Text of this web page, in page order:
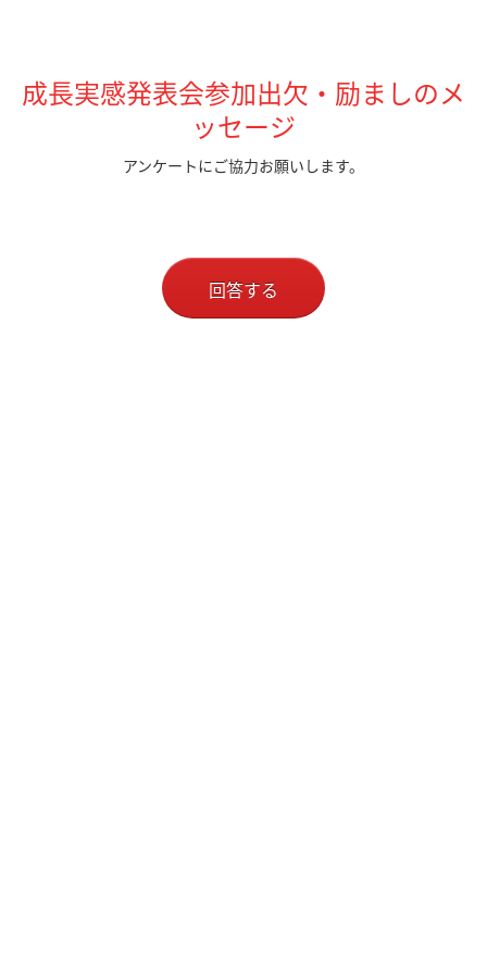
成長実感発表会参加出欠・励ましのメ
ッセージ
アンケートにご協力お願いします。
回答する